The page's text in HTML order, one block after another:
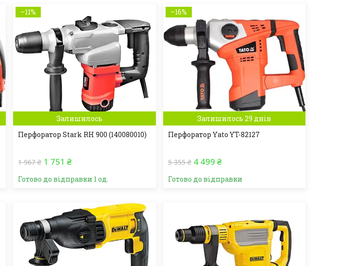
–11%
Залишилось
Перфоратор Stark RH 900 (140080010)
1 967 ₴ 1 751 ₴
Готово до відправки 1 од.
–16%
Залишилось 29 днів
Перфоратор Yato YT-82127
5 355 ₴ 4 499 ₴
Готово до відправки